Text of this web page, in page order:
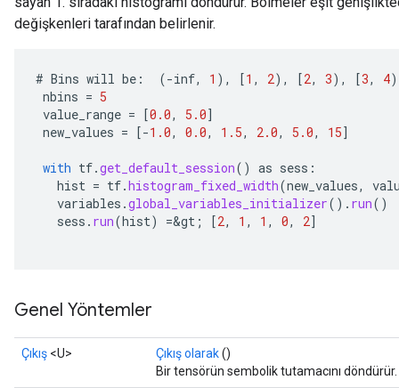
değişkenleri tarafından belirlenir.
# Bins will be : (-inf, 1 ), [1 , 2), [2, 3), [3, 4
nbins = 5
value_range = [0.0, 5.0]
new_values = [-1.0, 0.0, 1.5, 2.0, 5.0, 15]
with tf.get_default_session() as sess :
hist = tf.histogram_fixed_width(new_values,
variables .global_variables_initializer(). run()
sess . run(hist) =&gt ; [2, 1 , 1 , 0, 2]
Genel Yöntemler
Çıkış <U> Çıkış olarak()
Bir tensörün sembolik tutamacını döndürür.